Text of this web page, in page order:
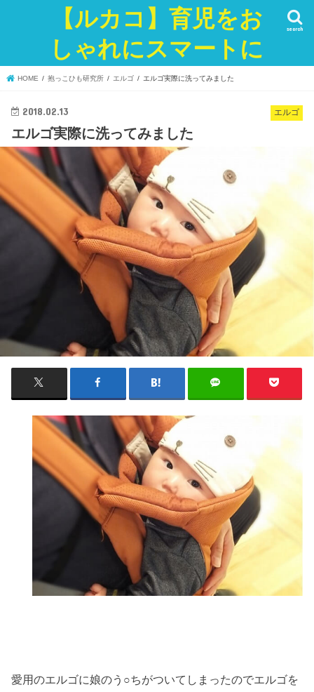
【ルカコ】育児をお
しゃれにスマートに
search
HOME 抱っこひも研究所 エルゴ エルゴ実際に洗ってみました
エルゴ
2018.02.13
エルゴ実際に洗ってみました
愛用のエルゴに娘のう○ちがついてしまったのでエルゴを